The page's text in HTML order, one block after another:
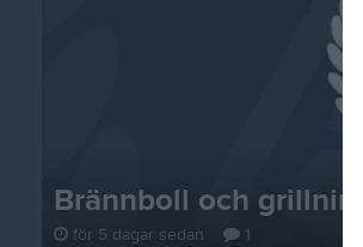
Brännboll och
för 5 dagar sedan 1